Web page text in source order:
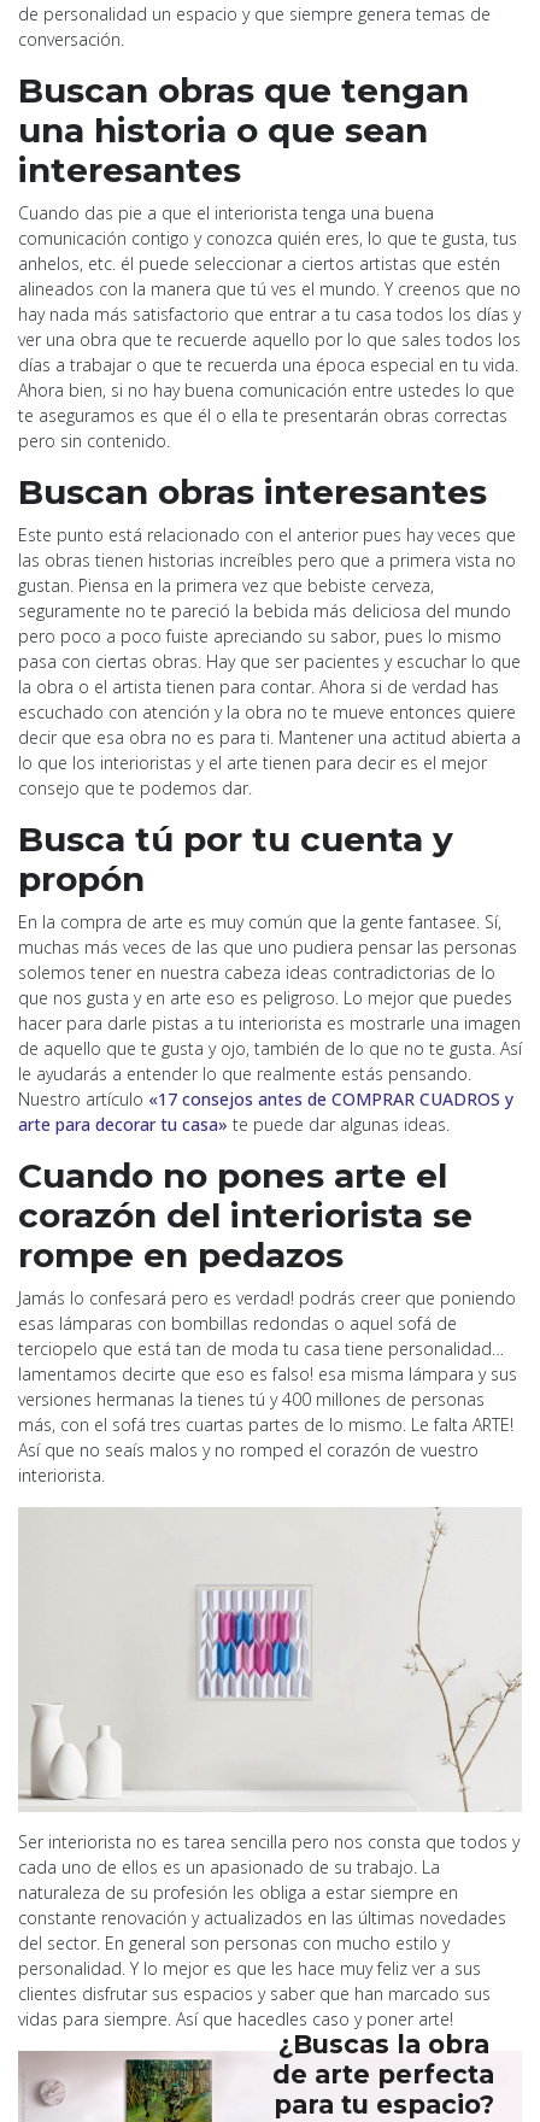
de personalidad un espacio y que siempre genera temas de
conversación.
Buscan obras que tengan
una historia o que sean
interesantes
Cuando das pie a que el interiorista tenga una buena
comunicación contigo y conozca quién eres, lo que te gusta, tus
anhelos, etc. él puede seleccionar a ciertos artistas que estén
alineados con la manera que tú ves el mundo. Y creenos que no
hay nada más satisfactorio que entrar a tu casa todos los días y
ver una obra que te recuerde aquello por lo que sales todos los
días a trabajar o que te recuerda una época especial en tu vida.
Ahora bien, si no hay buena comunicación entre ustedes lo que
te aseguramos es que él o ella te presentarán obras correctas
pero sin contenido.
Buscan obras interesantes
Este punto está relacionado con el anterior pues hay veces que
las obras tienen historias increíbles pero que a primera vista no
gustan. Piensa en la primera vez que bebiste cerveza,
seguramente no te pareció la bebida más deliciosa del mundo
pero poco a poco fuiste apreciando su sabor, pues lo mismo
pasa con ciertas obras. Hay que ser pacientes y escuchar lo que
la obra o el artista tienen para contar. Ahora si de verdad has
escuchado con atención y la obra no te mueve entonces quiere
decir que esa obra no es para ti. Mantener una actitud abierta a
lo que los interioristas y el arte tienen para decir es el mejor
consejo que te podemos dar.
Busca tú por tu cuenta y
propón
En la compra de arte es muy común que la gente fantasee. Sí,
muchas más veces de las que uno pudiera pensar las personas
solemos tener en nuestra cabeza ideas contradictorias de lo
que nos gusta y en arte eso es peligroso. Lo mejor que puedes
hacer para darle pistas a tu interiorista es mostrarle una imagen
de aquello que te gusta y ojo, también de lo que no te gusta. Así
le ayudarás a entender lo que realmente estás pensando.
Nuestro artículo «17 consejos antes de COMPRAR CUADROS y
arte para decorar tu casa» te puede dar algunas ideas.
Cuando no pones arte el
corazón del interiorista se
rompe en pedazos
Jamás lo confesará pero es verdad! podrás creer que poniendo
esas lámparas con bombillas redondas o aquel sofá de
terciopelo que está tan de moda tu casa tiene personalidad…
lamentamos decirte que eso es falso! esa misma lámpara y sus
versiones hermanas la tienes tú y 400 millones de personas
más, con el sofá tres cuartas partes de lo mismo. Le falta ARTE!
Así que no seaís malos y no romped el corazón de vuestro
interiorista.
Ser interiorista no es tarea sencilla pero nos consta que todos y
cada uno de ellos es un apasionado de su trabajo. La
naturaleza de su profesión les obliga a estar siempre en
constante renovación y actualizados en las últimas novedades
del sector. En general son personas con mucho estilo y
personalidad. Y lo mejor es que les hace muy feliz ver a sus
clientes disfrutar sus espacios y saber que han marcado sus
vidas para siempre. Así que hacedles caso y poner arte!
¿Buscas la obra
de arte perfecta
para tu espacio?